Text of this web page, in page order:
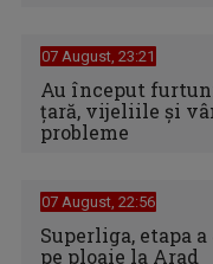
07 August, 23:21
Au început
țară, vijeliile și
probleme
07 August, 22:56
Superliga, etapa
pe ploaie la Arad